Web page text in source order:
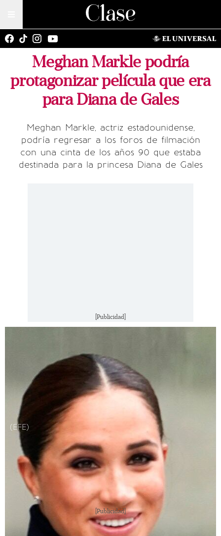
Meghan Markle podría
protagonizar película que era
para Diana de Gales
Meghan Markle, actriz estadounidense,
podría regresar a los foros de filmación
con una cinta de los años 90 que estaba
destinada para la princesa Diana de Gales
[Publicidad]
(EFE)
[Publicidad]